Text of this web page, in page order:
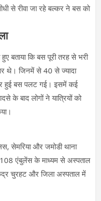
से रीवा जा रहे बल्कर ने बस को
बताया कि बस पूरी तरह से भरी
थे। जिनमें से 40 से ज्यादा
हुई बस पलट गई। इसमें कई
के बाद लोगों ने यात्रियों को
सेमरिया और जमोडी थाना
एंबुलेंस के माध्यम से अस्पताल
केंद्र चुरहट और जिला अस्पताल में